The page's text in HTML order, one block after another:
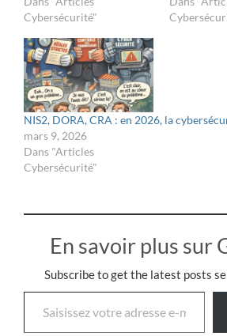
Cybersécurité"
NIS2, DORA, CRA : en 2026, la
mars 9, 2026
Dans "Articles
Cybersécurité"
En savoir plus sur
Subscribe to get the latest posts